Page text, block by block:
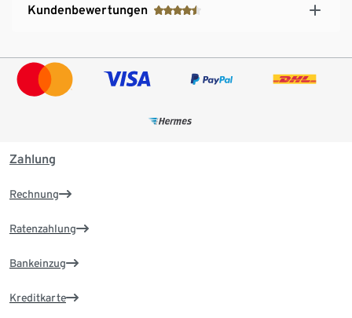
Kundenbewertungen
Zahlung
Rechnung
Ratenzahlung
Bankeinzug
Kreditkarte